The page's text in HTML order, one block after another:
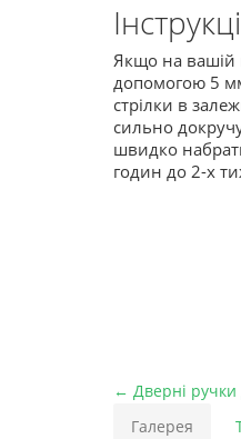
Якщо на вашій
допомогою 5
стрілки в
сильно
швидко
годин до 2-х
← Дверні
Галерея